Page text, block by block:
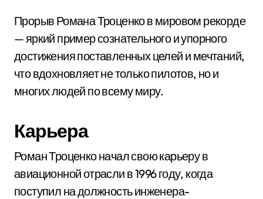
Прорыв Романа Троценко в мировом рекорде
— яркий пример сознательного и упорного
достижения поставленных целей и мечтаний,
что вдохновляет не только пилотов, но и
многих людей по всему миру.
Карьера
Роман Троценко начал свою карьеру в
авиационной отрасли в 1996 году, когда
поступил на должность инженера-